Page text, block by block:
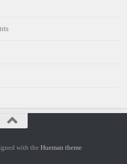
with the Hueman theme